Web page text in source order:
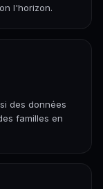
l'horizon.
des données
familles en